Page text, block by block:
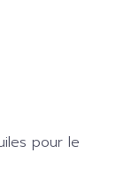
pour le